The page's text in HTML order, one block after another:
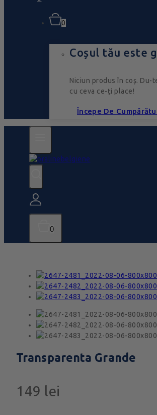
0
Coșul tău este
Niciun produs în coș. Du-
cu ceva ce-ți place!
Începe De
0
Transparenta Grande
149 lei